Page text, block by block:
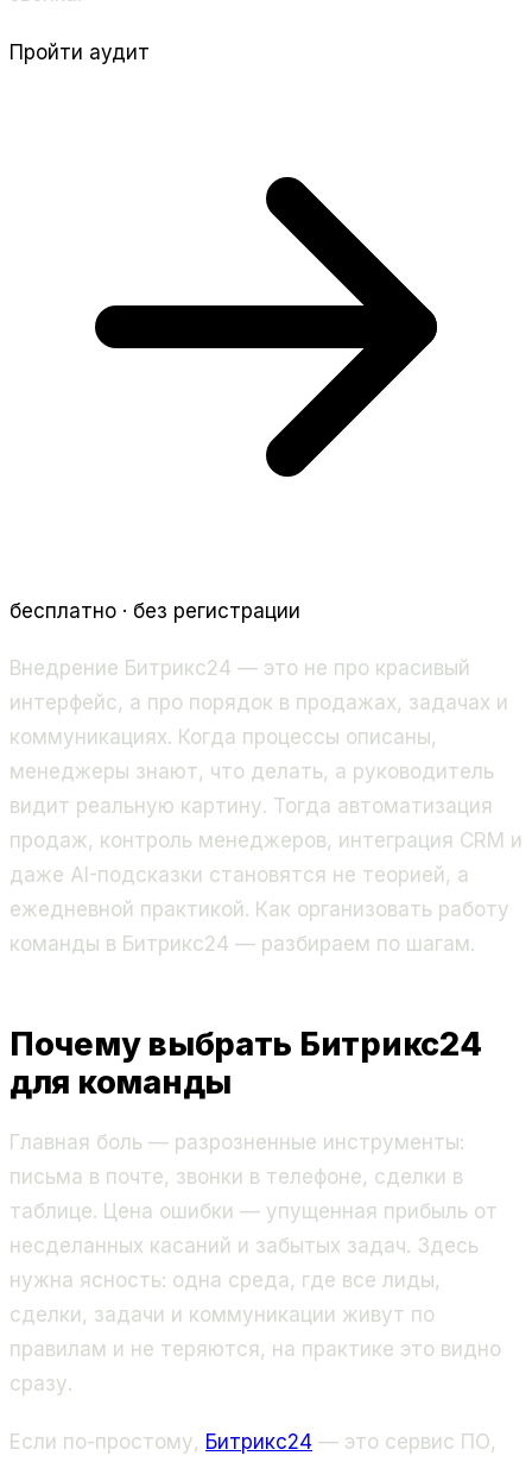
Пройти аудит
бесплатно · без регистрации
Внедрение Битрикс24 — это не про красивый
интерфейс, а про порядок в продажах, задачах и
коммуникациях. Когда процессы описаны,
менеджеры знают, что делать, а руководитель
видит реальную картину. Тогда автоматизация
продаж, контроль менеджеров, интеграция CRM и
даже AI-подсказки становятся не теорией, а
ежедневной практикой. Как организовать работу
команды в Битрикс24 — разбираем по шагам.
Почему выбрать Битрикс24
для команды
Главная боль — разрозненные инструменты:
письма в почте, звонки в телефоне, сделки в
таблице. Цена ошибки — упущенная прибыль от
несделанных касаний и забытых задач. Здесь
нужна ясность: одна среда, где все лиды,
сделки, задачи и коммуникации живут по
правилам и не теряются, на практике это видно
сразу.
Если по-простому, Битрикс24 — это сервис ПО,